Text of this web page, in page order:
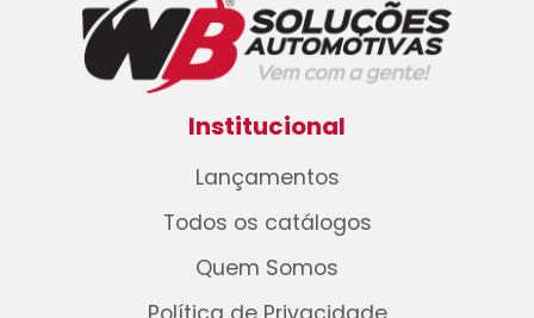
Institucional
Lançamentos
Todos os catálogos
Quem Somos